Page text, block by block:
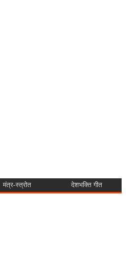
मंत्र-स्त्रोत देशभक्ति गीत